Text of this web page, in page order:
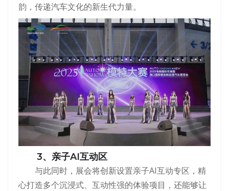
韵，传递汽车文化的新生代力量。
3、亲子AI互动区
与此同时，展会将创新设置亲子AI互动专区，精
心打造多个沉浸式、互动性强的体验项目，还能够让